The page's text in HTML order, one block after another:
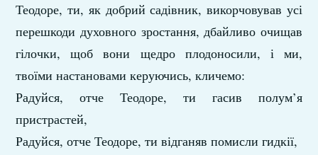
Теодоре, ти, як добрий садівник, викорчовував усі
перешкоди духовного зростання, дбайливо очищав
гілочки, щоб вони щедро плодоносили, і ми,
твоїми настановами керуючись, кличемо:
Радуйся, отче Теодоре, ти гасив полум’я
пристрастей,
Радуйся, отче Теодоре, ти відганяв помисли гидкії,